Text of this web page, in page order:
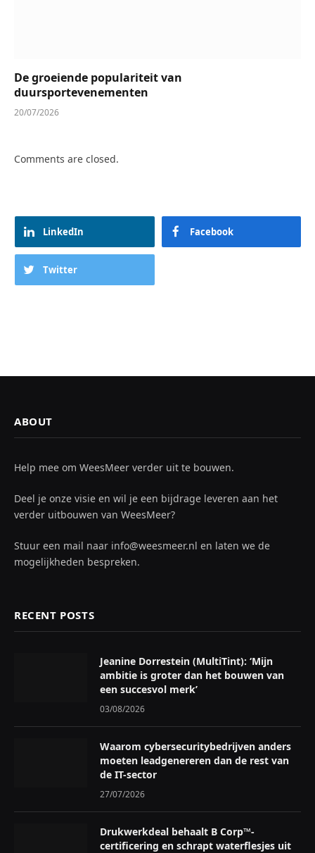
De groeiende populariteit van
duursportevenementen
20/07/2026
Comments are closed.
LinkedIn Facebook
Twitter
ABOUT
Help mee om WeesMeer verder uit te bouwen.
Deel je onze visie en wil je een bijdrage leveren aan het
verder uitbouwen van WeesMeer?
Stuur een mail naar info@weesmeer.nl en laten we de
mogelijkheden bespreken.
RECENT POSTS
Jeanine Dorrestein (MultiTint): ‘Mijn
ambitie is groter dan het bouwen van
een succesvol merk’
03/08/2026
Waarom cybersecuritybedrijven anders
moeten leadgenereren dan de rest van
de IT-sector
27/07/2026
Drukwerkdeal behaalt B Corp™-
certificering en schrapt waterflesjes uit